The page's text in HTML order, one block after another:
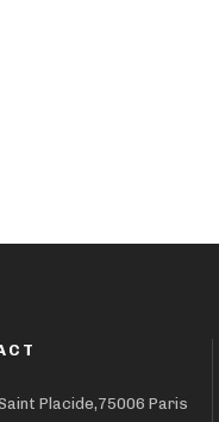
Placide,75006 Paris